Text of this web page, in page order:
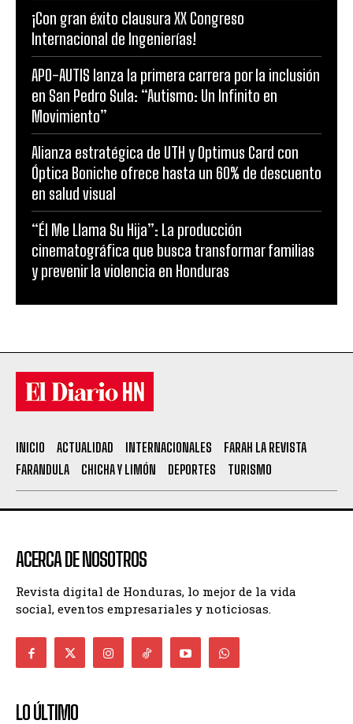
¡Con gran éxito clausura XX Congreso
Internacional de Ingenierías!
APO-AUTIS lanza la primera carrera por la inclusión
en San Pedro Sula: “Autismo: Un Infinito en
Movimiento”
Alianza estratégica de UTH y Optimus Card con
Óptica Boniche ofrece hasta un 60% de descuento
en salud visual
“Él Me Llama Su Hija”: La producción
cinematográfica que busca transformar familias
y prevenir la violencia en Honduras
INICIO ACTUALIDAD INTERNACIONALES
FARAH LA REVISTA
FARANDULA
CHICHA Y LIMÓN DEPORTES TURISMO
ACERCA DE NOSOTROS
Revista digital de Honduras, lo mejor de la vida
social, eventos empresariales y noticiosas.
LO ÚLTIMO